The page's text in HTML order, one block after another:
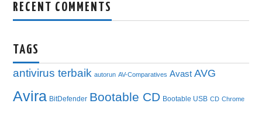
RECENT COMMENTS
TAGS
antivirus terbaik autorun AV-Comparatives Avast AVG
Avira BitDefender Bootable CD Bootable USB CD Chrome